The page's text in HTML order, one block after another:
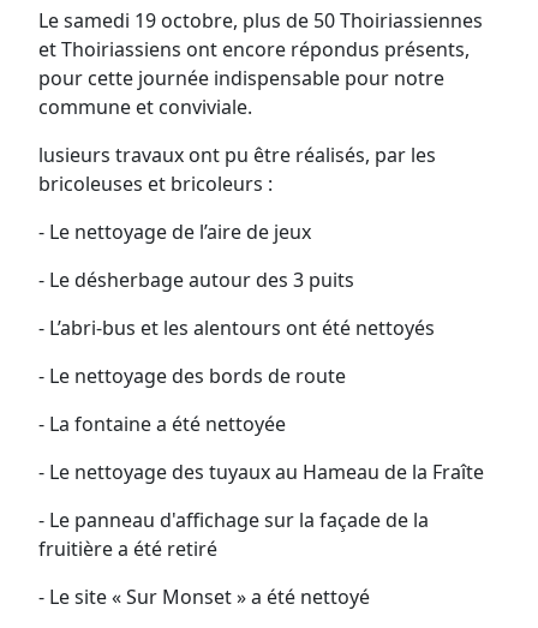
Le samedi 19 octobre, plus de 50 Thoiriassiennes
et Thoiriassiens ont encore répondus présents,
pour cette journée indispensable pour notre
commune et conviviale.
lusieurs travaux ont pu être réalisés, par les
bricoleuses et bricoleurs :
- Le nettoyage de l’aire de jeux
- Le désherbage autour des 3 puits
- L’abri-bus et les alentours ont été nettoyés
- Le nettoyage des bords de route
- La fontaine a été nettoyée
- Le nettoyage des tuyaux au Hameau de la Fraîte
- Le panneau d'affichage sur la façade de la
fruitière a été retiré
- Le site « Sur Monset » a été nettoyé